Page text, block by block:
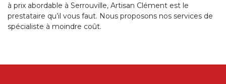
à prix abordable à Serrouville, Artisan Clément est le
prestataire qu’il vous faut. Nous proposons nos services de
spécialiste à moindre coût.